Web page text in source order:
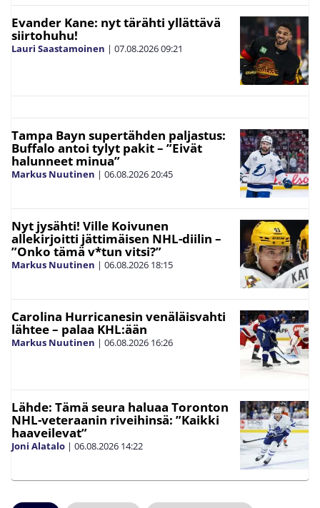
Evander Kane: nyt tärähti yllättävä
siirtohuhu!
Lauri Saastamoinen | 07.08.202609:21
Tampa Bayn supertähden paljastus:
Buffalo antoi tylyt pakit – ”Eivät
halunneet minua”
Markus Nuutinen | 06.08.202620:45
Nyt jysähti! Ville Koivunen
allekirjoitti jättimäisen NHL-diilin –
”Onko tämä v*tun vitsi?”
Markus Nuutinen | 06.08.2026 18:15
Carolina Hurricanesin venäläisvahti
lähtee – palaa KHL:ään
Markus Nuutinen | 06.08.2026 16:26
Lähde: Tämä seura haluaa Toronton
NHL-veteraanin riveihinsä: ”Kaikki
haaveilevat”
Joni Alatalo | 06.08.2026 14:22